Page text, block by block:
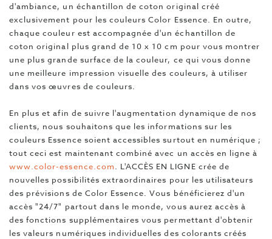
d'ambiance, un échantillon de coton original créé
exclusivement pour les couleurs Color Essence. En outre,
chaque couleur est accompagnée d'un échantillon de
coton original plus grand de 10 x 10 cm pour vous montrer
une plus grande surface de la couleur, ce qui vous donne
une meilleure impression visuelle des couleurs, à utiliser
dans vos œuvres de couleurs.
En plus et afin de suivre l'augmentation dynamique de nos
clients, nous souhaitons que les informations sur les
couleurs Essence soient accessibles surtout en numérique ;
tout ceci est maintenant combiné avec un accès en ligne à
www.color-essence.com. L'ACCÈS EN LIGNE crée de
nouvelles possibilités extraordinaires pour les utilisateurs
des prévisions de Color Essence. Vous bénéficierez d'un
accès "24/7" partout dans le monde, vous aurez accès à
des fonctions supplémentaires vous permettant d'obtenir
les valeurs numériques individuelles des colorants créés